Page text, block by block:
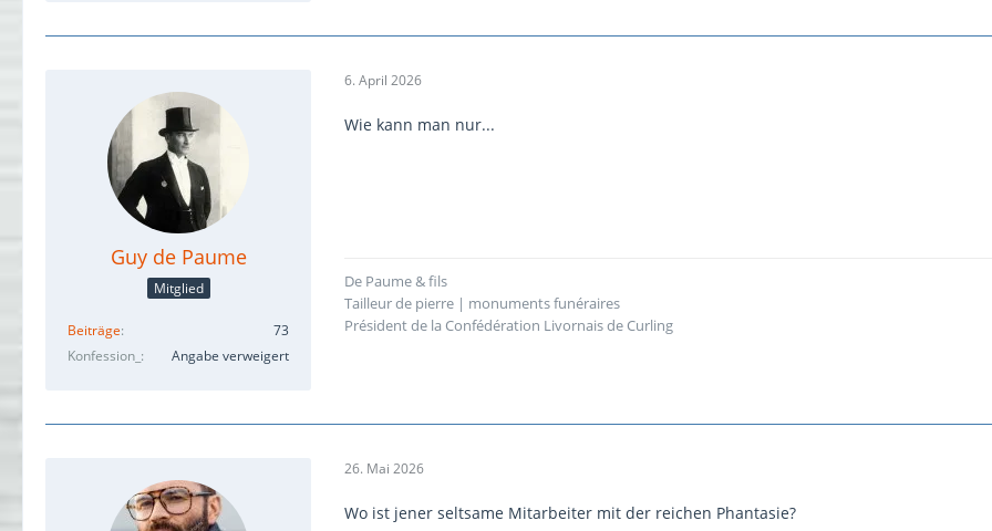
Guy de Paume
Mitglied
Beiträge
73
Konfession_
Angabe verweigert
6. April 2026
Wie kann man nur...
De Paume & fils
Tailleur de pierre | monuments funéraires
Président de la Confédération Livornais de Curling
26. Mai 2026
Wo ist jener seltsame Mitarbeiter mit der reichen Phantasie?